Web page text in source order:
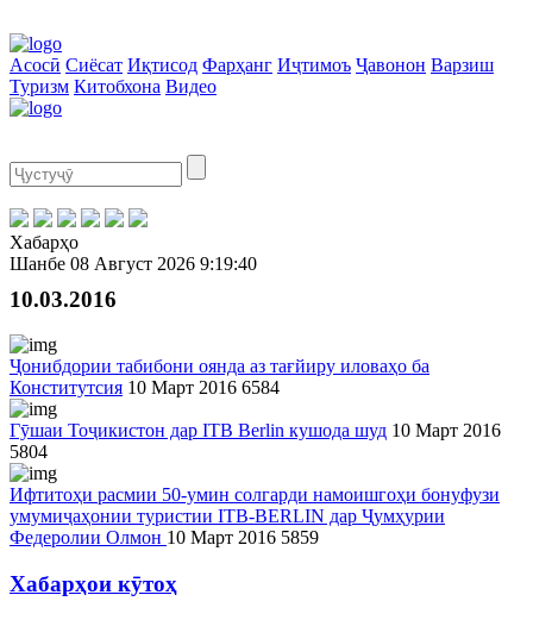
Асосӣ Сиёсат Иқтисод Фарҳанг Иҷтимоъ Ҷавонон Варзиш
Туризм Китобхона Видео
Хабарҳо
Шанбе 08 Август 2026 9:19:40
10.03.2016
Ҷонибдории табибони оянда аз тағйиру иловаҳо ба
Конститутсия 10 Март 2016 6584
Гӯшаи Тоҷикистон дар ITB Berlin кушода шуд 10 Март 2016
5804
Ифтитоҳи расмии 50-умин солгарди намоишгоҳи бонуфузи
умумиҷаҳонии туристии ITB-BERLIN дар Ҷумҳурии
Федеролии Олмон 10 Март 2016 5859
Хабарҳои кӯтоҳ